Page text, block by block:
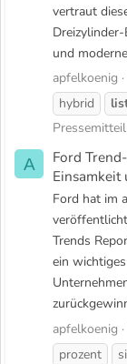
vertraut
und
apfelkoenig
hybrid
A
Ford
Einsamkeit
Ford hat im
Trends
ein
apfelkoenig
prozent